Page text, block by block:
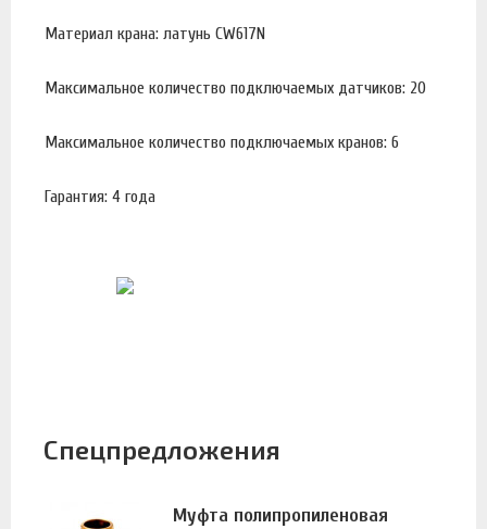
Материал крана: латунь CW617N
Максимальное количество подключаемых датчиков: 20
Максимальное количество подключаемых кранов: 6
Гарантия: 4 года
Спецпредложения
Муфта полипропиленовая